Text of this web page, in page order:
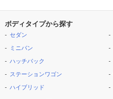
ボディタイプから探す
セダン
ミニバン
ハッチバック
ステーションワゴン
ハイブリッド